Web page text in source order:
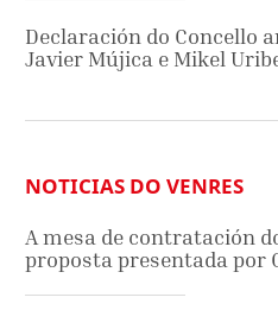
Declaración do Concello
Javier Mújica e Mikel
NOTICIAS DO VENRES
A mesa de contratación
proposta presentada por